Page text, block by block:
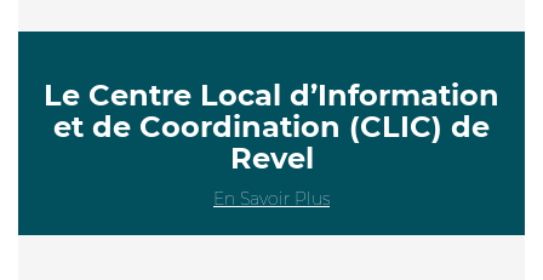
Le Centre Local d’Information
et de Coordination (CLIC) de
Revel
En Savoir Plus